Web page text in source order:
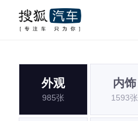
外观
985张
内饰
1593张